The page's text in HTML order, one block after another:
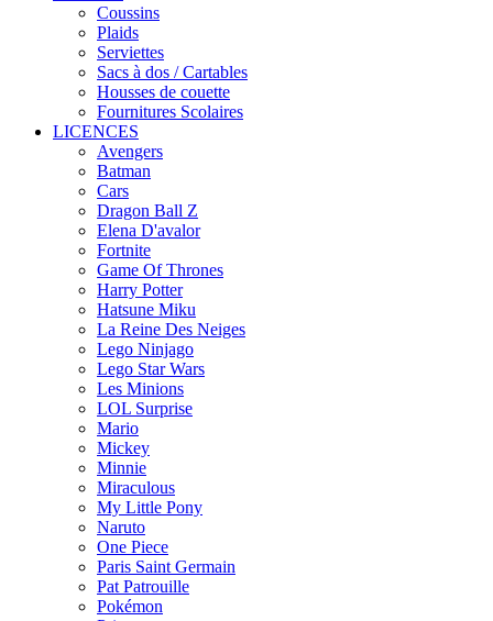
Coussins
Plaids
Serviettes
Sacs à dos / Cartables
Housses de couette
Fournitures Scolaires
LICENCES
Avengers
Batman
Cars
Dragon Ball Z
Elena D'avalor
Fortnite
Game Of Thrones
Harry Potter
Hatsune Miku
La Reine Des Neiges
Lego Ninjago
Lego Star Wars
Les Minions
LOL Surprise
Mario
Mickey
Minnie
Miraculous
My Little Pony
Naruto
One Piece
Paris Saint Germain
Pat Patrouille
Pokémon